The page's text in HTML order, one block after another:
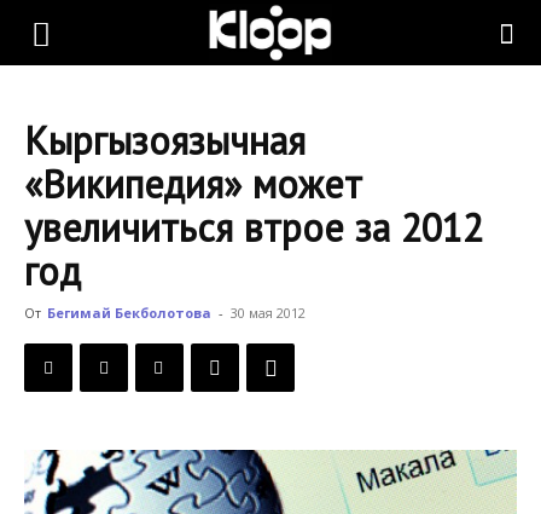
KLOOP.KG
Новости
Кыргызстана
Кыргызоязычная
«Википедия» может
увеличиться втрое за 2012
год
От Бегимай Бекболотова - 30 мая 2012